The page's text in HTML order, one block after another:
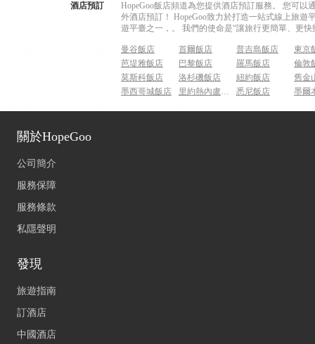
酒店預訂
HopeGoo飯店頻道為您提供酒店預訂服務。 您可
外酒店預訂！ HopeGoo致力於打造一站式線上旅
遊平臺之一，。 我們的使命是“讓旅行更簡單、更
曼谷飯店 首爾飯店 普吉島飯店
東京
芭堤雅飯店
巴黎飯店 羅馬飯店
倫敦
莫斯科飯店
洛杉磯飯店 紐約飯店
舊金
墨西哥城飯店
里約熱內盧飯店 悉尼飯店 墨爾
關於HopeGoo
公司簡介
服務保障
服務條款
私隱聲明
發現
旅遊指南
訂酒店
中國酒店